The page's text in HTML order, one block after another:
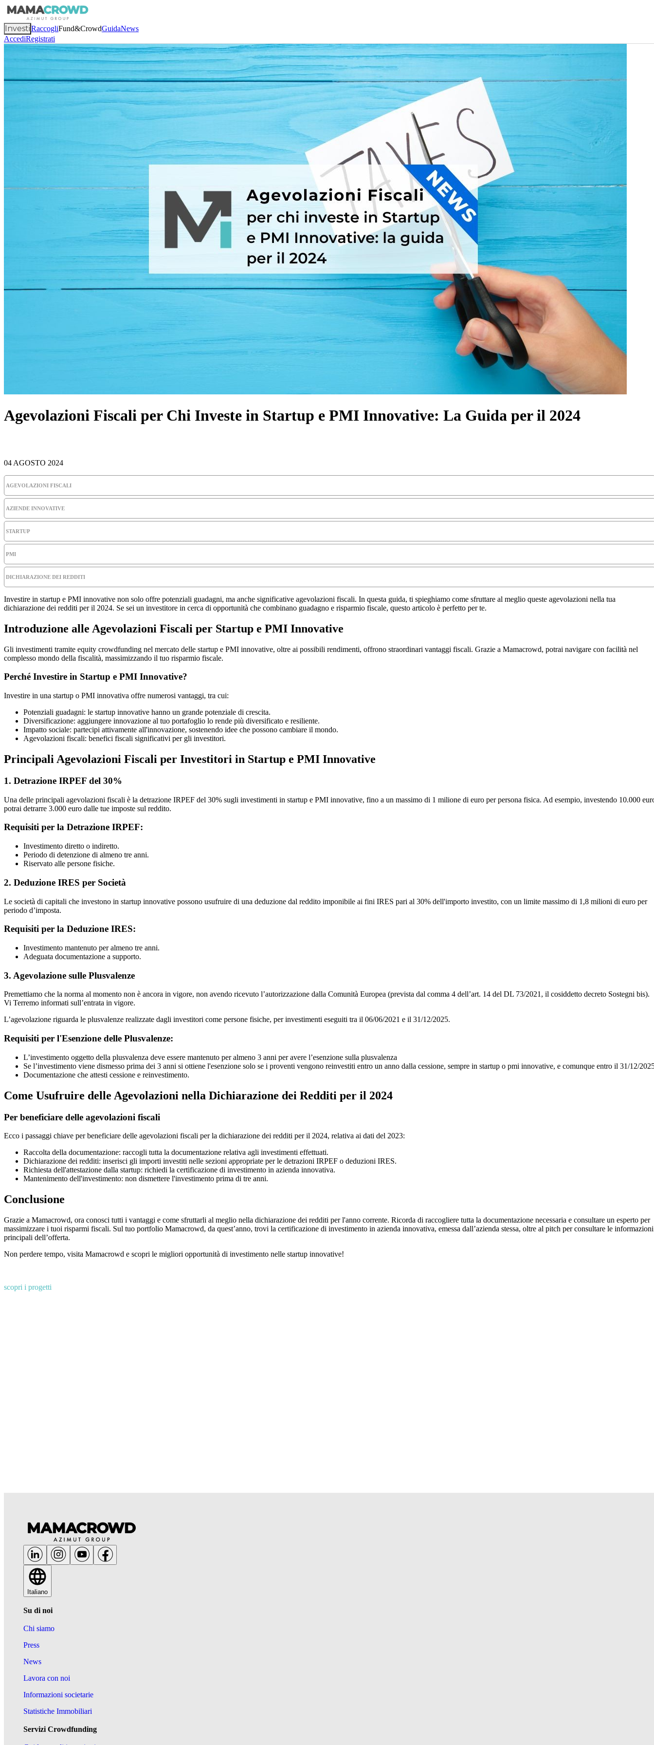
InvestiRaccogliFund&CrowdGuidaNews
AccediRegistrati
Agevolazioni Fiscali per Chi Investe in Startup e PMI Innovative: La Guida per il 2024
04 AGOSTO 2024
AGEVOLAZIONI FISCALI
AZIENDE INNOVATIVE
STARTUP
PMI
DICHIARAZIONE DEI REDDITI
Investire in startup e PMI innovative non solo offre potenziali guadagni, ma anche significative agevolazioni fiscali. In questa guida, ti spieghiamo come sfruttare al meglio queste agevolazioni nella tua
dichiarazione dei redditi per il 2024. Se sei un investitore in cerca di opportunità che combinano guadagno e risparmio fiscale, questo articolo è perfetto per te.
Introduzione alle Agevolazioni Fiscali per Startup e PMI Innovative
Gli investimenti tramite equity crowdfunding nel mercato delle startup e PMI innovative, oltre ai possibili rendimenti, offrono straordinari vantaggi fiscali. Grazie a Mamacrowd, potrai navigare con facilità nel
complesso mondo della fiscalità, massimizzando il tuo risparmio fiscale.
Perché Investire in Startup e PMI Innovative?
Investire in una startup o PMI innovativa offre numerosi vantaggi, tra cui:
Potenziali guadagni: le startup innovative hanno un grande potenziale di crescita.
Diversificazione: aggiungere innovazione al tuo portafoglio lo rende più diversificato e resiliente.
Impatto sociale: partecipi attivamente all'innovazione, sostenendo idee che possono cambiare il mondo.
Agevolazioni fiscali: benefici fiscali significativi per gli investitori.
Principali Agevolazioni Fiscali per Investitori in Startup e PMI Innovative
1. Detrazione IRPEF del 30%
Una delle principali agevolazioni fiscali è la detrazione IRPEF del 30% sugli investimenti in startup e PMI innovative, fino a un massimo di 1 milione di euro per persona fisica. Ad esempio, investendo 10.000
potrai detrarre 3.000 euro dalle tue imposte sul reddito.
Requisiti per la Detrazione IRPEF:
Investimento diretto o indiretto.
Periodo di detenzione di almeno tre anni.
Riservato alle persone fisiche.
2. Deduzione IRES per Società
Le società di capitali che investono in startup innovative possono usufruire di una deduzione dal reddito imponibile ai fini IRES pari al 30% dell'importo investito, con un limite massimo di 1,8 milioni di euro per
periodo d’imposta.
Requisiti per la Deduzione IRES:
Investimento mantenuto per almeno tre anni.
Adeguata documentazione a supporto.
3. Agevolazione sulle Plusvalenze
Premettiamo che la norma al momento non è ancora in vigore, non avendo ricevuto l’autorizzazione dalla Comunità Europea (prevista dal comma 4 dell’art. 14 del DL 73/2021, il cosiddetto decreto Sostegni bis).
Vi Terremo informati sull’entrata in vigore.
L’agevolazione riguarda le plusvalenze realizzate dagli investitori come persone fisiche, per investimenti eseguiti tra il 06/06/2021 e il 31/12/2025.
Requisiti per l'Esenzione delle Plusvalenze:
L’investimento oggetto della plusvalenza deve essere mantenuto per almeno 3 anni per avere l’esenzione sulla plusvalenza
Se l’investimento viene dismesso prima dei 3 anni si ottiene l'esenzione solo se i proventi vengono reinvestiti entro un anno dalla cessione, sempre in startup o pmi innovative, e comunque entro il 31/12/
Documentazione che attesti cessione e reinvestimento.
Come Usufruire delle Agevolazioni nella Dichiarazione dei Redditi per il 2024
Per beneficiare delle agevolazioni fiscali
Ecco i passaggi chiave per beneficiare delle agevolazioni fiscali per la dichiarazione dei redditi per il 2024, relativa ai dati del 2023:
Raccolta della documentazione: raccogli tutta la documentazione relativa agli investimenti effettuati.
Dichiarazione dei redditi: inserisci gli importi investiti nelle sezioni appropriate per le detrazioni IRPEF o deduzioni IRES.
Richiesta dell'attestazione dalla startup: richiedi la certificazione di investimento in azienda innovativa.
Mantenimento dell'investimento: non dismettere l'investimento prima di tre anni.
Conclusione
Grazie a Mamacrowd, ora conosci tutti i vantaggi e come sfruttarli al meglio nella dichiarazione dei redditi per l'anno corrente. Ricorda di raccogliere tutta la documentazione necessaria e consultare un esperto per
massimizzare i tuoi risparmi fiscali. Sul tuo portfolio Mamacrowd, da quest’anno, trovi la certificazione di investimento in azienda innovativa, emessa dall’azienda stessa, oltre al pitch per consultare le informazioni
principali dell’offerta.
Non perdere tempo, visita Mamacrowd e scopri le migliori opportunità di investimento nelle startup innovative!
scopri i progetti
Italiano
Su di noi
Chi siamo
Press
News
Lavora con noi
Informazioni societarie
Statistiche Immobiliari
Servizi Crowdfunding